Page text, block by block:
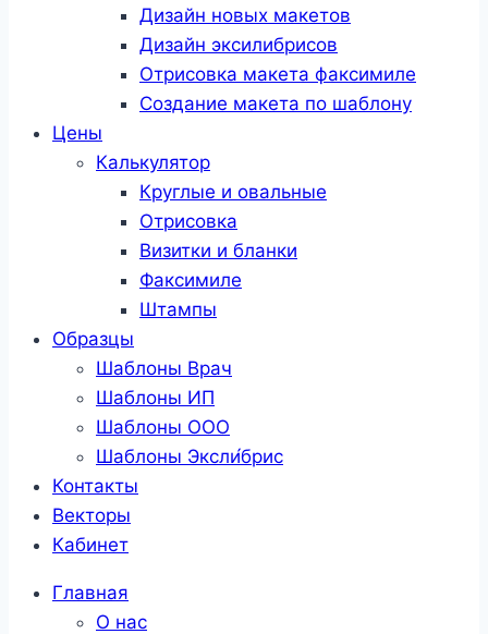
Дизайн новых макетов
Дизайн эксилибрисов
Отрисовка макета факсимиле
Создание макета по шаблону
Цены
Калькулятор
Круглые и овальные
Отрисовка
Визитки и бланки
Факсимиле
Штампы
Образцы
Шаблоны Врач
Шаблоны ИП
Шаблоны ООО
Шаблоны Эксли́брис
Контакты
Векторы
Кабинет
Главная
О нас